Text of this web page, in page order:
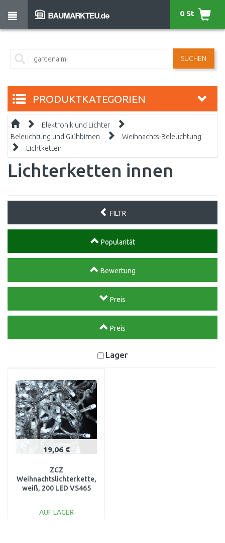
SUCHEN
0 St
PRODUKTKATEGORIEN
Elektronik und Lichter
Beleuchtung und Glühbirnen
Weihnachts-Beleuchtung
Lichtketten
Lichterketten innen
FILTR
Popularität
Bewertung
Preis
Preis
Lager
19,06 €
ZCZ
Weihnachtslichterkette,
weiß, 200 LED VS465
AUF LAGER